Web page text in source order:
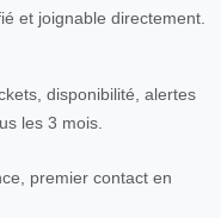
et joignable directement.
disponibilité, alertes
les 3 mois.
premier contact en